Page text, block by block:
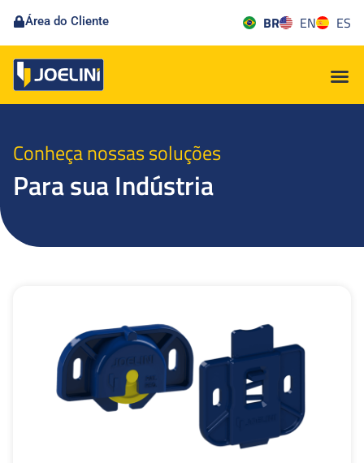
Área do Cliente BR EN ES
Conheça nossas soluções
Para sua Indústria